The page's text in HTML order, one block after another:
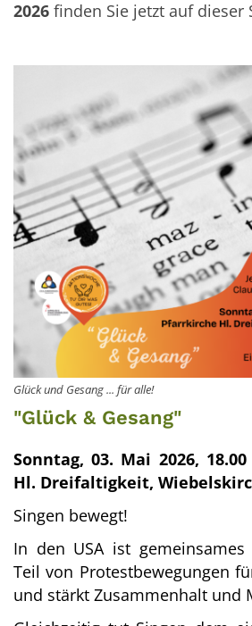
2026 finden Sie jetzt auf dieser
Glück und Gesang ... für alle!
"Glück & Gesang"
Sonntag, 03. Mai 2026,
Hl. Dreifaltigkeit,
Singen bewegt!
In den USA ist
Teil von Protestbewegungen
und stärkt Zusammenhalt und